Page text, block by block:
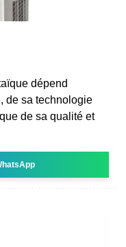
dépend
de sa technologie
de sa qualité et